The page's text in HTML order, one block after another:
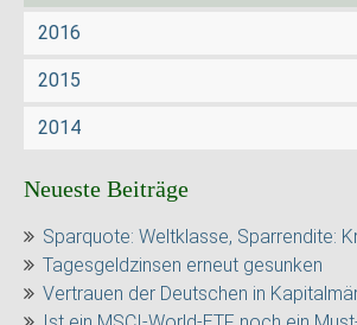
2016
2015
2014
Neueste Beiträge
Sparquote: Weltklasse, Sparrendite:
Tagesgeldzinsen erneut gesunken
Vertrauen der Deutschen in